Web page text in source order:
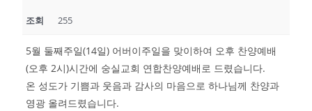
조회 255
5월 둘째주일(14일) 어버이주일을 맞이하여 오후 찬양예배
(오후 2시)시간에 숭실교회 연합찬양예배로 드렸습니다.
온 성도가 기쁨과 웃음과 감사의 마음으로 하나님께 찬양과
영광 올려드렸습니다.